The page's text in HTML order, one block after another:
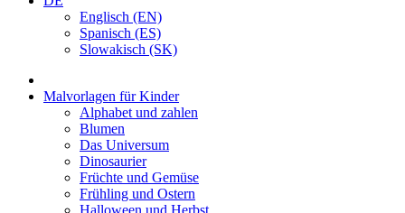
Englisch (EN)
Spanisch (ES)
Slowakisch (SK)
Malvorlagen für Kinder
Alphabet und zahlen
Blumen
Das Universum
Dinosaurier
Früchte und Gemüse
Frühling und Ostern
Halloween und Herbst